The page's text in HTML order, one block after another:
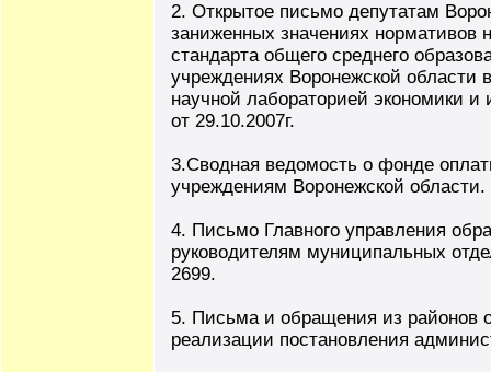
2. Открытое письмо депутатам
заниженных значениях нормативов
стандарта общего среднего
учреждениях Воронежской области
научной лабораторией экономики
от 29.10.2007г.
3.Сводная ведомость о фонде
учреждениям Воронежской области.
4. Письмо Главного управления
руководителям муниципальных
2699.
5. Письма и обращения из районов
реализации постановления